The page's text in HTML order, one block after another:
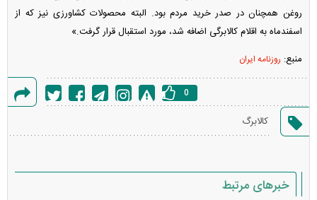
روغن همچنان در صدر خرید مردم بود. البته محصولات کشاورزی نیز که از
اسفندماه به اقلام کالابرگی اضافه شد، مورد استقبال قرار گرفت.»
منبع: روزنامه ایران
خطا
0
کالابرگ
خبرهای مرتبط